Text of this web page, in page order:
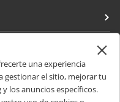
una experiencia
gestionar el sitio, mejorar tu
los anuncios específicos.